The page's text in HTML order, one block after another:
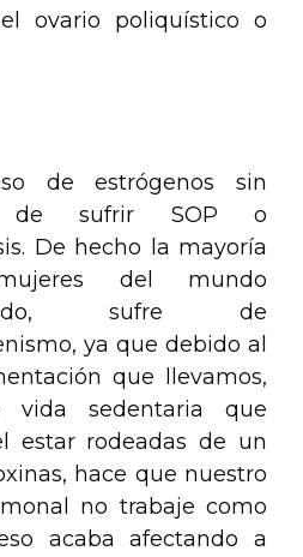
ovario poliquístico o
de estrógenos sin
de sufrir SOP o
De hecho la mayoría
del mundo
sufre de
ya que debido al
que llevamos,
sedentaria que
estar rodeadas de un
hace que nuestro
no trabaje como
acaba afectando a